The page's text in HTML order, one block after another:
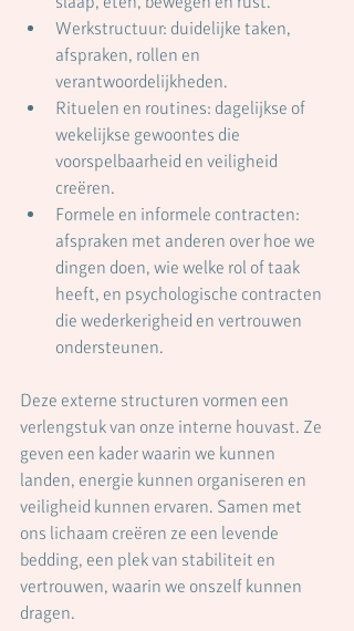
Werkstructuur: duidelijke taken,
afspraken, rollen en
verantwoordelijkheden.
Rituelen en routines: dagelijkse of
wekelijkse gewoontes die
voorspelbaarheid en veiligheid
creëren.
Formele en informele contracten:
afspraken met anderen over hoe we
dingen doen, wie welke rol of taak
heeft, en psychologische contracten
die wederkerigheid en vertrouwen
ondersteunen.
Deze externe structuren vormen een
verlengstuk van onze interne houvast. Ze
geven een kader waarin we kunnen
landen, energie kunnen organiseren en
veiligheid kunnen ervaren. Samen met
ons lichaam creëren ze een levende
bedding, een plek van stabiliteit en
vertrouwen, waarin we onszelf kunnen
dragen.